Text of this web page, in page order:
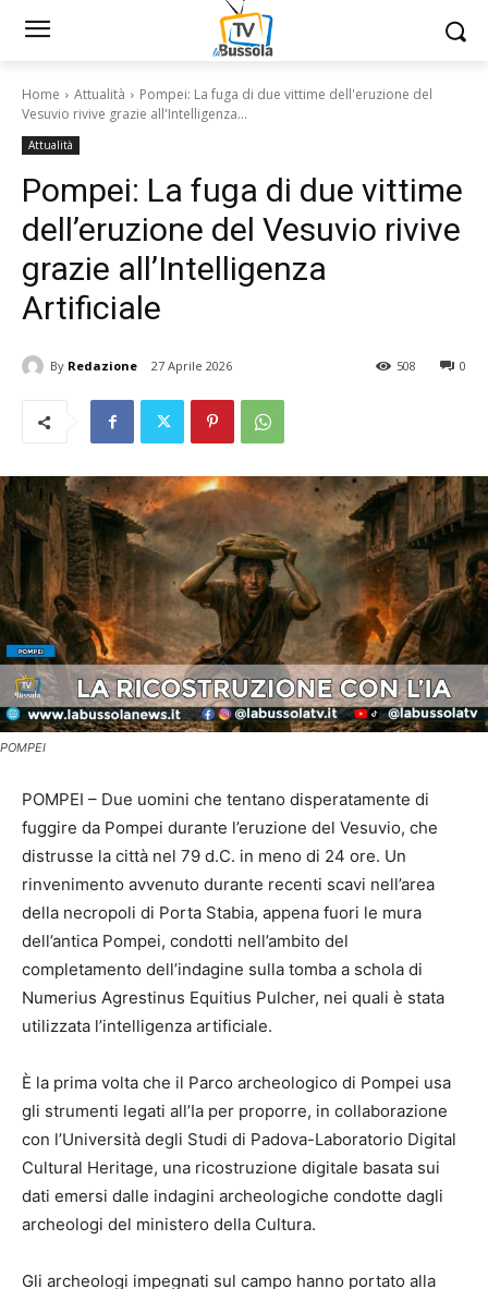
Home Attualità
Pompei: La fuga di due vittime dell'eruzione del
Vesuvio rivive grazie all'Intelligenza...
Attualità
Pompei: La fuga di due vittime
dell’eruzione del Vesuvio rivive
grazie all’Intelligenza
Artificiale
By Redazione 27 Aprile 2026 0
508
POMPEI
POMPEI – Due uomini che tentano disperatamente di
fuggire da Pompei durante l’eruzione del Vesuvio, che
distrusse la città nel 79 d.C. in meno di 24 ore. Un
rinvenimento avvenuto durante recenti scavi nell’area
della necropoli di Porta Stabia, appena fuori le mura
dell’antica Pompei, condotti nell’ambito del
completamento dell’indagine sulla tomba a schola di
Numerius Agrestinus Equitius Pulcher, nei quali è stata
utilizzata l’intelligenza artificiale.
È la prima volta che il Parco archeologico di Pompei usa
gli strumenti legati all’Ia per proporre, in collaborazione
con l’Università degli Studi di Padova-Laboratorio Digital
Cultural Heritage, una ricostruzione digitale basata sui
dati emersi dalle indagini archeologiche condotte dagli
archeologi del ministero della Cultura.
Gli archeologi impegnati sul campo hanno portato alla